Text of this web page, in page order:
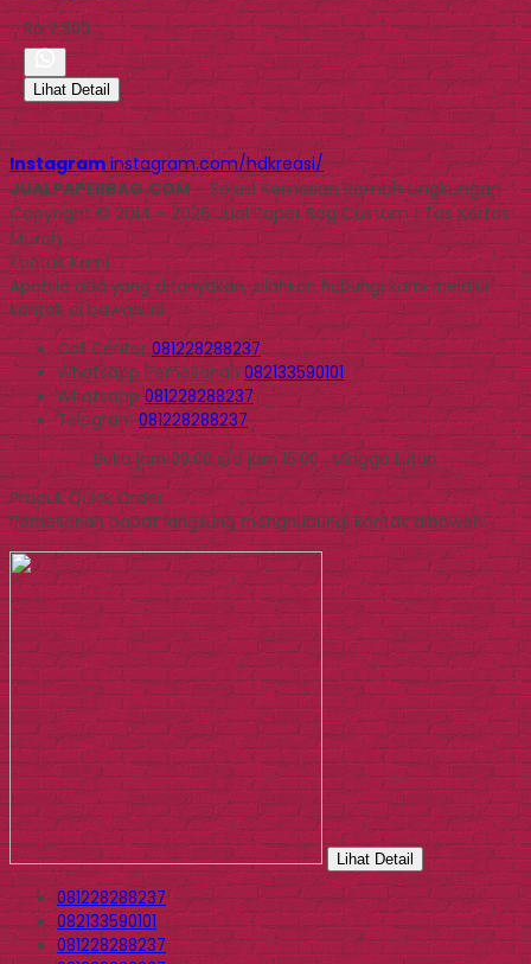
Rp 2.800
Lihat Detail
Instagram instagram.com/hdkreasi/
JUALPAPERBAG.COM- Solusi Kemasan Ramah Lingkungan
Copyright © 2014 - 2026 Jual Paper Bag Custom | Tas Kertas
Murah
Kontak Kami
Apabila ada yang ditanyakan, silahkan hubungi kami melalui
kontak di bawah ini.
Call Center081228288237
WhatsappPemesanan 082133590101
Whatsapp081228288237
Telegram081228288237
Buka jam 09.00 s/d jam 16.00 , Minggu tutup
Produk Quick Order
Pemesanan dapat langsung menghubungi kontak dibawah:
Lihat Detail
081228288237
082133590101
081228288237